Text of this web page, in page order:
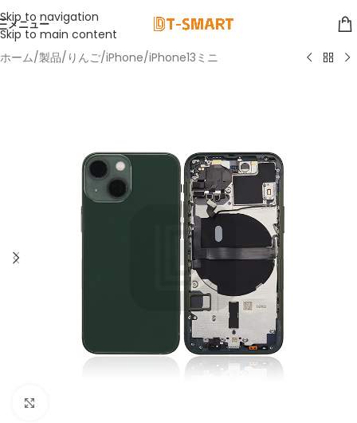
Skip to navigation
Skip to main content
メニュー
ホーム/製品/ りんご/iPhone/iPhone13ミニ